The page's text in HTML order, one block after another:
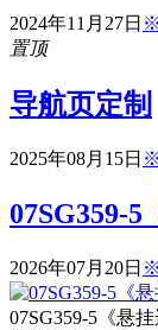
2024年11月27日
置顶
导航页定制
2025年08月15日
07SG359-
2026年07月20日
07SG359-5《悬